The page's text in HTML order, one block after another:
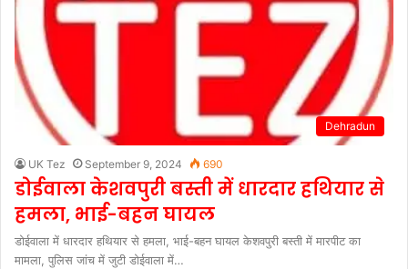
Dehradun
UK Tez September 9, 2024 690
डोईवाला केशवपुरी बस्ती में धारदार हथियार से
हमला, भाई-बहन घायल
डोईवाला में धारदार हथियार से हमला, भाई-बहन घायल केशवपुरी बस्ती में मारपीट का
मामला, पुलिस जांच में जुटी डोईवाला में…